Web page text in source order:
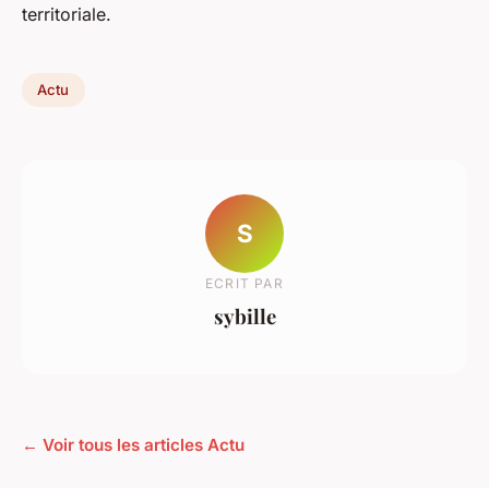
territoriale.
Actu
S
ECRIT PAR
sybille
← Voir tous les articles Actu